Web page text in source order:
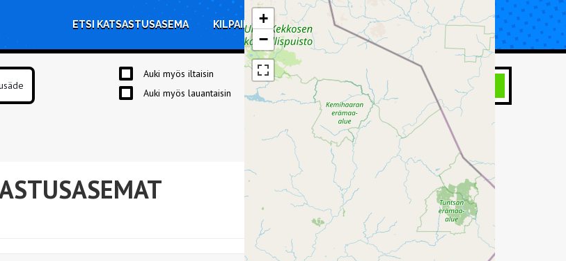
ETSI KATSASTUSASEMA KILPAILUTA KORJAUS TIETOA KATSASTUKSESTA
Auki myös iltaisin
Auki myös lauantaisin
HAE
+
−